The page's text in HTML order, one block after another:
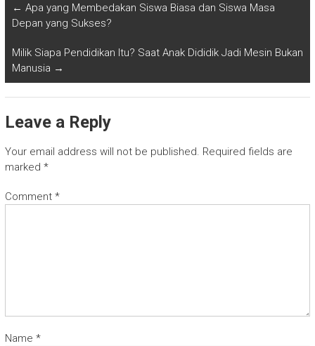
← Apa yang Membedakan Siswa Biasa dan Siswa Masa
Depan yang Sukses?
Milik Siapa Pendidikan Itu? Saat Anak Dididik Jadi Mesin Bukan
Manusia →
Leave a Reply
Your email address will not be published. Required fields are
marked *
Comment *
Name *